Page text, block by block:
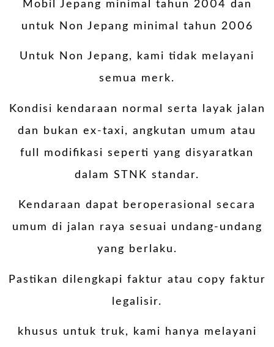
Mobil Jepang minimal tahun 2004 dan
untuk Non Jepang minimal tahun 2006
Untuk Non Jepang, kami tidak melayani
semua merk.
Kondisi kendaraan normal serta layak jalan
dan bukan ex-taxi, angkutan umum atau
full modifikasi seperti yang disyaratkan
dalam STNK standar.
Kendaraan dapat beroperasional secara
umum di jalan raya sesuai undang-undang
yang berlaku.
Pastikan dilengkapi faktur atau copy faktur
legalisir.
khusus untuk truk, kami hanya melayani